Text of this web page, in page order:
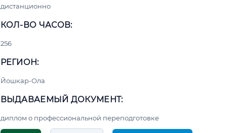
дистанционно
КОЛ-ВО ЧАСОВ:
256
РЕГИОН:
Йошкар-Ола
ВЫДАВАЕМЫЙ ДОКУМЕНТ:
диплом о профессиональной переподготовке